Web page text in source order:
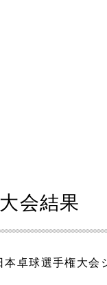
会結果
卓球選手権大会